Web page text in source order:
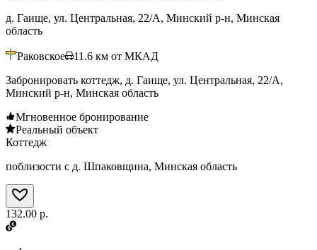
д. Гаище, ул. Центральная, 22/А, Минский р-н, Минская
область
Раковское 11.6 км от МКАД
Забронировать коттедж, д. Гаище, ул. Центральная, 22/А,
Минский р-н, Минская область
Мгновенное бронирование
Реальный объект
Коттедж
поблизости с д. Шпаковщина, Минская область
132.00 р.